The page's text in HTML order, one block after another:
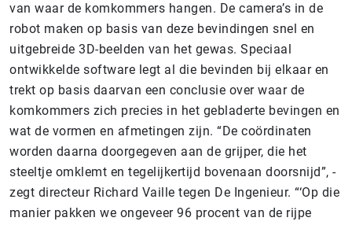
van waar de komkommers hangen. De camera’s in de
robot maken op basis van deze bevindingen snel en
uitgebreide 3D-beelden van het gewas. Speciaal
ontwikkelde software legt al die bevinden bij elkaar en
trekt op basis daarvan een conclusie over waar de
komkommers zich precies in het gebladerte bevingen en
wat de vormen en afmetingen zijn. “De coördinaten
worden daarna doorgegeven aan de grijper, die het
steeltje omklemt en tegelijkertijd bovenaan doorsnijd”, ­
zegt directeur Richard Vaille tegen De Ingenieur. “‘Op die
manier pakken we ongeveer 96 procent van de rijpe